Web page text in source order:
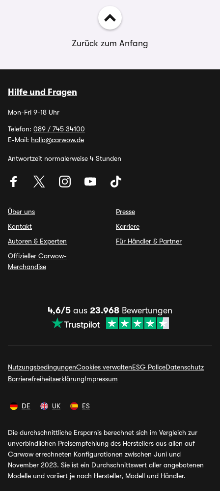
Zurück zum Anfang
Hilfe und Fragen
Mon-Fri 9-18 Uhr
Telefon: 089 / 745 34100
E-Mail: hallo@carwow.de
Antwortzeit normalerweise 4 Stunden
Über uns
Kontakt
Autoren & Experten
Offizieller Carwow-
Merchandise
Presse
Karriere
Für Händler & Partner
4,6/5 aus 23.968 Bewertungen
NutzungsbedingungenCookies verwaltenESG PoliceDatenschutz
BarrierefreiheitserklärungImpressum
DE UK ES
Die durchschnittliche Ersparnis berechnet sich im Vergleich zur
unverbindlichen Preisempfehlung des Herstellers aus allen auf
Carwow errechneten Konfigurationen zwischen Juni und
November 2023. Sie ist ein Durchschnittswert aller angebotenen
Modelle und variiert je nach Hersteller, Modell und Händler.